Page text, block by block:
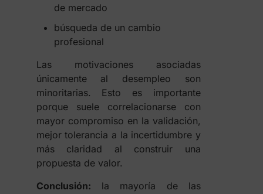
de mercado
búsqueda de un cambio
profesional
Las motivaciones asociadas
únicamente al desempleo son
minoritarias. Esto es importante
porque suele correlacionarse con
mayor compromiso en la validación,
mejor tolerancia a la incertidumbre y
más claridad al construir una
propuesta de valor.
Conclusión: la mayoría de las